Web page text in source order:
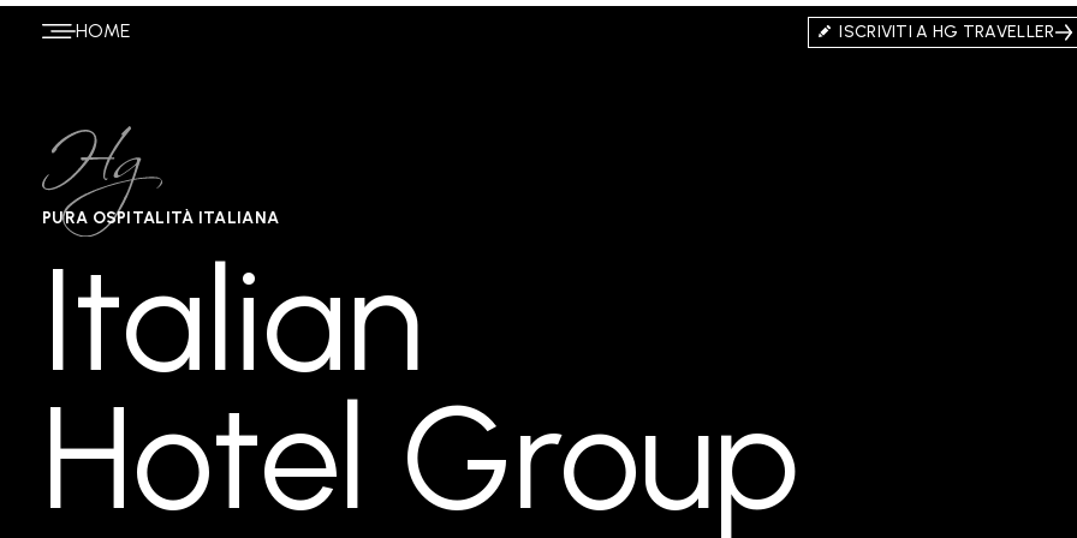
HOME ISCRIVITI A HG TRAVELLER
PURA OSPITALITÀ ITALIANA
Italian
Hotel Group